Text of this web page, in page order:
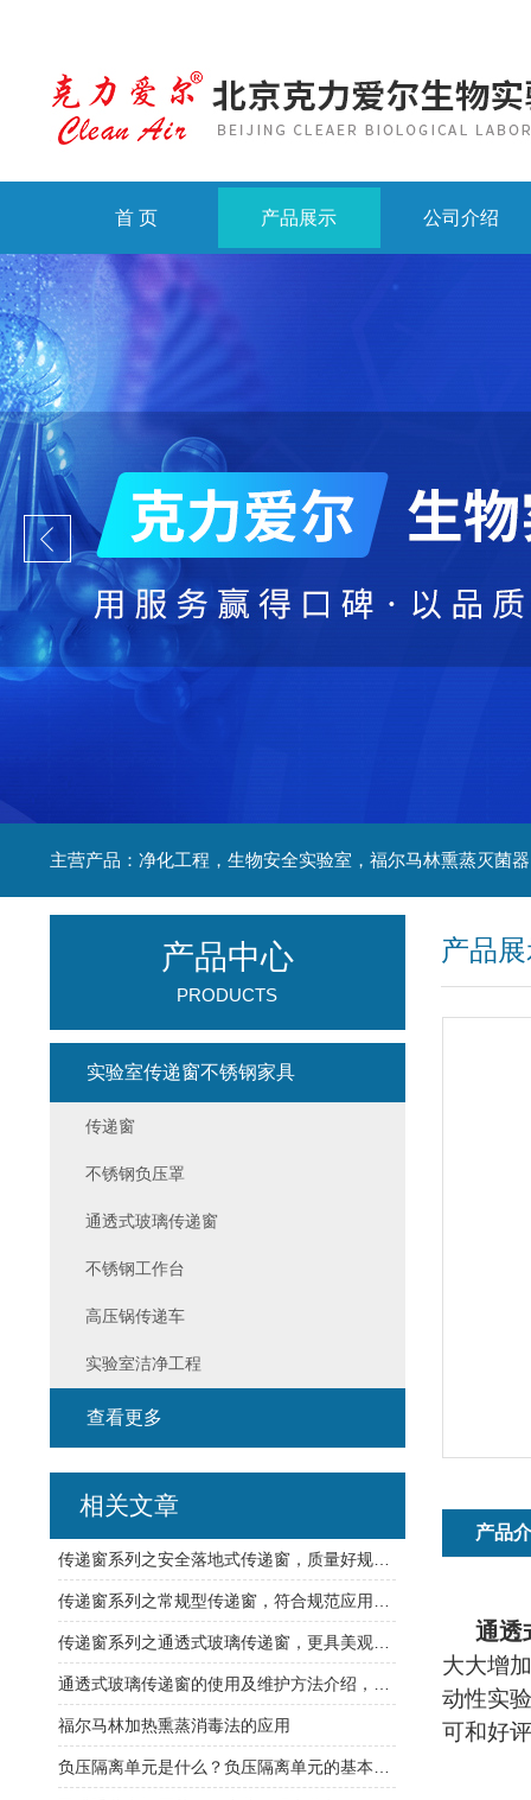
首 页 产品展示 公司介绍
产品
产品
通透
大大增
动性实
可和好
产品中心
PRODUCTS
实验室传递窗不锈钢家具
传递窗
不锈钢负压罩
通透式玻璃传递窗
不锈钢工作台
高压锅传递车
实验室洁净工程
查看更多
相关文章
福尔马林加热熏蒸消毒法的应用